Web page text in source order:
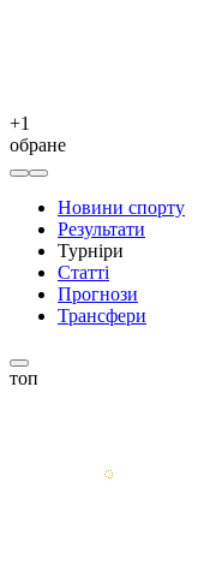
+1
обране
Новини спорту
Результати
Турніри
Статті
Прогнози
Трансфери
топ